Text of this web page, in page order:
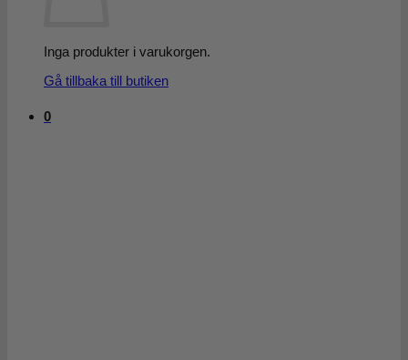
Inga produkter i varukorgen.
Gå tillbaka till butiken
0